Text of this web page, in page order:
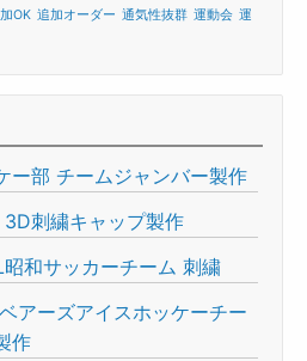
OK 追加オーダー 通気性抜群 運動会 運
ー部 チームジャンバー製作
刺繍キャップ製作
和サッカーチーム 刺繍
アーズアイスホッケーチー
作